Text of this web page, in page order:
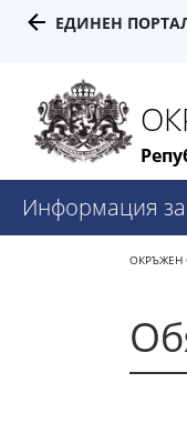
ЕДИНЕН
Информация
ОКРЪЖЕН